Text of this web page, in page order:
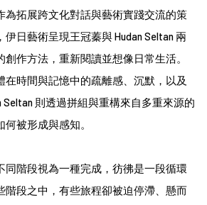
為拓展跨文化對話與藝術實踐交流的策
日藝術呈現王冠蓁與 Hudan Seltan 兩
作方法，重新閱讀並想像日常生活。
在時間與記憶中的疏離感、沉默，以及
Seltan 則透過拼組與重構來自多重來源的
被形成與感知。
同階段視為一種完成，彷彿是一段循環
階段之中，有些旅程卻被迫停滯、懸而